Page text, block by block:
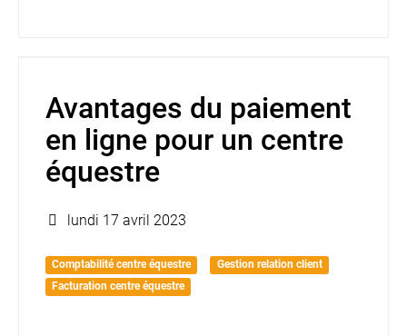
Avantages du paiement
en ligne pour un centre
équestre
lundi 17 avril 2023
Comptabilité centre équestre
Gestion relation client
Facturation centre équestre